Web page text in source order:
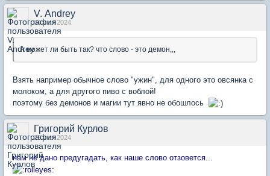
V. Аndrey
04 июл 2024
А может ли быть так? что слово - это демон,,,
Взять например обычное слово "ужин", для одного это овсянка с
молоком, а для другого пиво с воблой!
поэтому без демонов и магии тут явно не обошлось
Григорий Курлов
25 июл 2024
нам не дано предугадать, как наше слово отзовется...